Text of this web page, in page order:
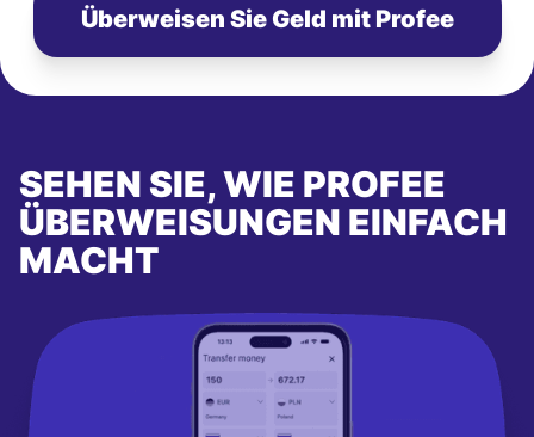
Überweisen Sie Geld mit Profee
SEHEN SIE, WIE PROFEE
ÜBERWEISUNGEN EINFACH
MACHT